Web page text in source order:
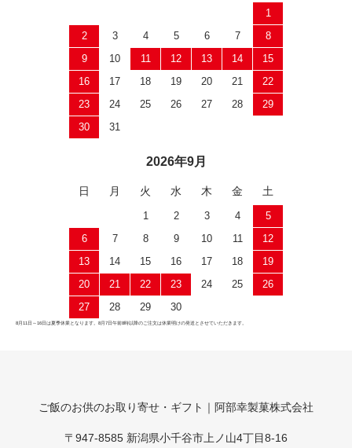
1
2
3 4 5 6 7
8
9
10 11 12 13 14
15
16
17 18 19 20 21
22
23
24 25 26 27 28
29
30
31
2026年9月
日 月 火 水 木 金 土
1 2 3 4
5
6
7 8 9 10 11
12
13
14 15 16 17 18
19
20
21 22 23 24 25
26
27
28 29 30
8月11日～16日は夏季休業となります。8月7日午前8時以降のご注文は休業明けの発送とさせていただきます。
ご飯のお供のお取り寄せ・ギフト｜阿部幸製菓株式会社
〒947-8585 新潟県小千谷市上ノ山4丁目8-16